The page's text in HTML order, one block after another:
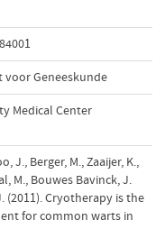
voor Geneeskunde
Medical Center
J., Berger, M., Zaaijer, K.,
M., Bouwes Bavinck, J.
(2011). Cryotherapy is the
for common warts in